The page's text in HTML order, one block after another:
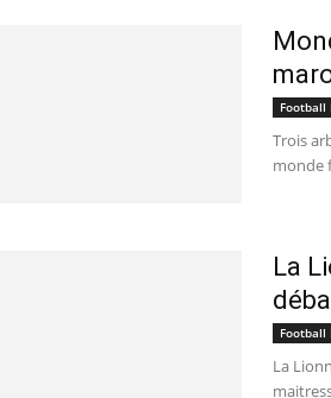
Football
Trois
monde
La
Football
La